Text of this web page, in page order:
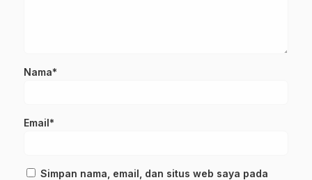
Nama*
Email*
Simpan nama, email, dan situs web saya pada